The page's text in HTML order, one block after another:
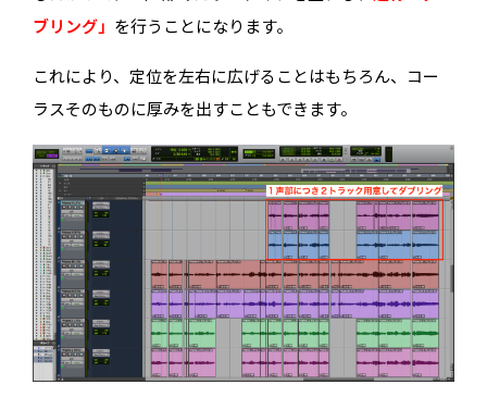
ブリング」 を行うことになります。
これにより、定位を左右に広げることはもちろん、コー
ラスそのものに厚みを出すこともできます。